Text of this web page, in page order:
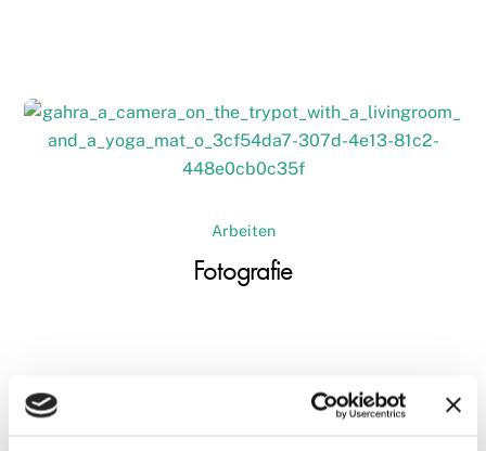
Livestream
Arbeiten
Fotografie